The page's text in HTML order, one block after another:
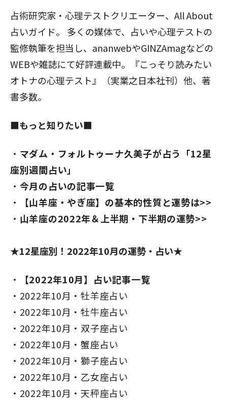
占術研究家・心理テストクリエーター、All About
占いガイド。 多くの媒体で、占いや心理テストの
監修執筆を担当し、ananwebやGINZAmagなどの
WEBや雑誌にて好評連載中。『こっそり読みたい
オトナの心理テスト』（実業之日本社刊）他、著
書多数。
■もっと知りたい■
マダム・フォルトゥーナ久美子が占う「12星
座別週間占い」
今月の占いの記事一覧
【山羊座・やぎ座】の基本的性質と運勢は>>
山羊座の2022年＆上半期・下半期の運勢>>
★12星座別！2022年10月の運勢・占い★
【2022年10月】占い記事一覧
2022年10月・牡羊座占い
2022年10月・牡牛座占い
2022年10月・双子座占い
2022年10月・蟹座占い
2022年10月・獅子座占い
2022年10月・乙女座占い
2022年10月・天秤座占い